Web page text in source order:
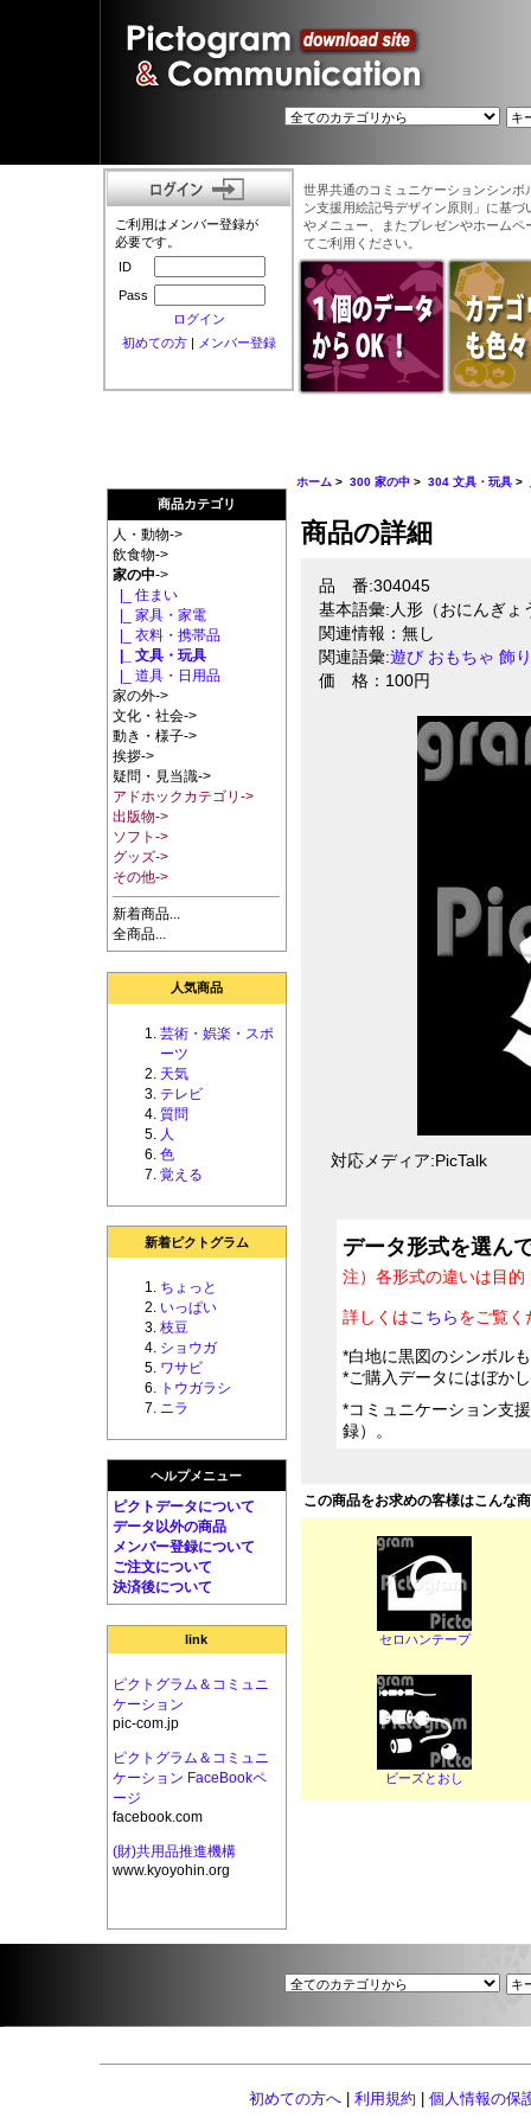
ご利用はメンバー登録が
必要です。
ID
Pass
ログイン
初めての方| メンバー登録
世界共通のコミュニケーションシン
ン支援用絵記号デザイン原則」に基
やメニュー、またプレゼンやホーム
てご利用ください。
商品カテゴリ
人・動物->
飲食物->
家の中->
|_ 住まい
|_ 家具・家電
|_ 衣料・携帯品
|_ 文具・玩具
|_ 道具・日用品
家の外->
文化・社会->
動き・様子->
挨拶->
疑問・見当識->
アドホックカテゴリ->
出版物->
ソフト->
グッズ->
その他->
新着商品...
全商品...
人気商品
芸術・娯楽・スポ
ーツ
天気
テレビ
質問
人
色
覚える
新着ピクトグラム
ちょっと
いっぱい
枝豆
ショウガ
ワサビ
トウガラシ
ニラ
ヘルプメニュー
ピクトデータについて
データ以外の商品
メンバー登録について
ご注文について
決済後について
link
ピクトグラム＆コミュニ
ケーション
pic-com.jp
ピクトグラム＆コミュニ
ケーション FaceBookペ
ージ
facebook.com
(財)共用品推進機構
www.kyoyohin.org
ホーム >300 家の中 >304 文具・玩具 >
商品の詳細
品 番:304045
基本語彙:人形（おにんぎょ
関連情報：無し
関連語彙:遊び おもちゃ 飾り
価 格：100円
対応メディア:PicTalk
データ形式を選ん
注）各形式の違いは目
詳しくはこちらをご覧く
*白地に黒図のシンボル
*ご購入データにはぼか
*コミュニケーション支
録）。
この商品をお求めの客様はこんな
セロハンテープ
ビーズとおし
初めての方へ 利用規約 個人情報の保